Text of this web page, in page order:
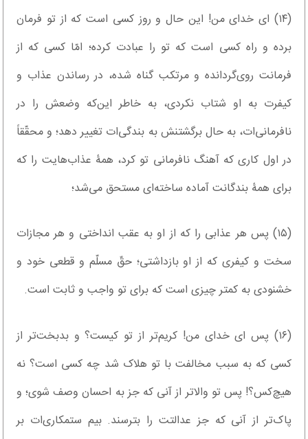
(۱۴) ای خدای من! این حال‌ و روز کسی است که از تو فرمان
برده و راه کسی است که تو را عبادت کرده؛ امّا کسی که از
فرمانت روی‌گردانده و مرتکب گناه شده، در رساندن عذاب و
کیفرت به او شتاب نکردی، به خاطر این‌که وضعش را در
نافرمانی‌ات، به حال برگشتنش به بندگی‌ات تغییر دهد؛ و محقّقاً
در اول کاری که آهنگ نافرمانی تو کرد، همۀ عذاب‌هایت را که
برای همۀ بندگانت آماده ساخته‌ای مستحق می‌شد؛
(۱۵) پس هر عذابی را که از او به عقب انداختی و هر مجازات
سخت و کیفری که از او بازداشتی؛ حقّ مسلّم و قطعی خود و
خشنودی به کمتر چیزی است که برای تو واجب و ثابت است.
(۱۶) پس ای خدای من! کریم‌تر از تو کیست؟ و بدبخت‌تر از
کسی که به سبب مخالفت با تو هلاک شد چه کسی است؟ نه
هیچ‌کس؟! پس تو والاتر از آنی که جز به احسان وصف شوی؛ و
پاک‌تر از آنی که جز عدالتت را بترسند. بیم ستمکاری‌ات بر